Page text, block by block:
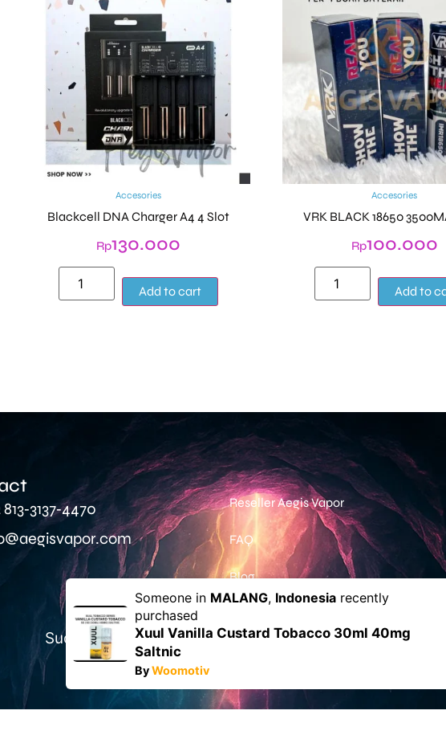
Accesories
Blackcell DNA Charger A4 4 Slot
Rp130.000
Add to cart
Alternative:
Accesories
VRK BLACK 18650
Rp100.000
Add to
813‑3137‑4470‬
Reseller Aegis Vapor
FAQ
Blog
Sudah ada 2366 pesanancompleteddari pelanggan
Someone in MALANG, Indonesia recently
purchased
Xuul Vanilla Custard Tobacco 30ml 40mg
Saltnic
ByWoomotiv